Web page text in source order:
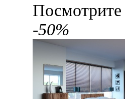
Посмотрите
-50%